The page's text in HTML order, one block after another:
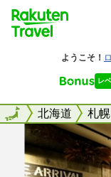
全国北海道 札幌
全国